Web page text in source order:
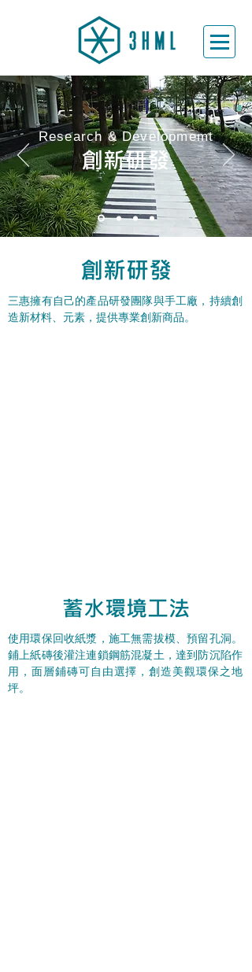
Research & Developmemt
創新研發
創新研發
三惠擁有自己的產品研發團隊與手工廠，持續創
造新材料、元素，提供專業創新商品。
​蓄水環境工法
使用環保回收紙漿，施工無需拔模、預留孔洞。
鋪上紙磚後灌注連鎖鋼筋混凝土，達到防沉陷作
用，面層鋪磚可自由選擇，創造美觀環保之地
坪。